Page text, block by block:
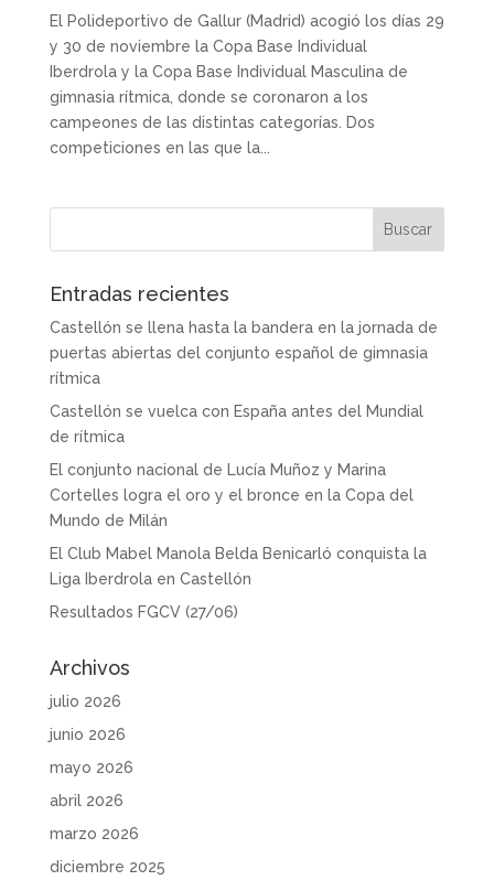
El Polideportivo de Gallur (Madrid) acogió los días 29
y 30 de noviembre la Copa Base Individual
Iberdrola y la Copa Base Individual Masculina de
gimnasia rítmica, donde se coronaron a los
campeones de las distintas categorías. Dos
competiciones en las que la...
Entradas recientes
Castellón se llena hasta la bandera en la jornada de
puertas abiertas del conjunto español de gimnasia
rítmica
Castellón se vuelca con España antes del Mundial
de rítmica
El conjunto nacional de Lucía Muñoz y Marina
Cortelles logra el oro y el bronce en la Copa del
Mundo de Milán
El Club Mabel Manola Belda Benicarló conquista la
Liga Iberdrola en Castellón
Resultados FGCV (27/06)
Archivos
julio 2026
junio 2026
mayo 2026
abril 2026
marzo 2026
diciembre 2025